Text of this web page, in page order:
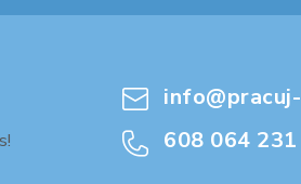
info@
608 064 231